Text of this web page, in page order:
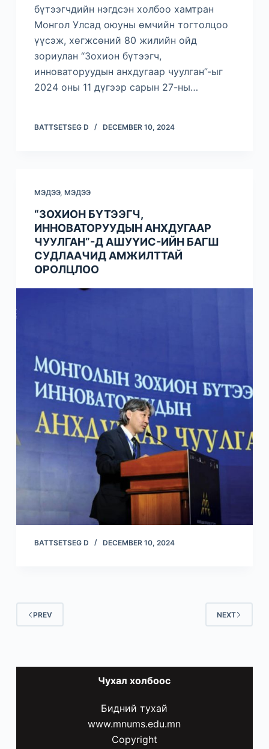
бүтээгчдийн нэгдсэн холбоо хамтран
Монгол Улсад оюуны өмчийн тогтолцоо
үүсэж, хөгжсөний 80 жилийн ойд
зориулан “Зохион бүтээгч,
инноваторуудын анхдугаар чуулган”-ыг
2024 оны 11 дүгээр сарын 27-ны…
BATTSETSEG D DECEMBER 10, 2024
МЭДЭЭ, МЭДЭЭ
“ЗОХИОН БҮТЭЭГЧ,
ИННОВАТОРУУДЫН АНХДУГААР
ЧУУЛГАН”-Д АШУҮИС-ИЙН БАГШ
СУДЛААЧИД АМЖИЛТТАЙ
ОРОЛЦЛОО
BATTSETSEG D DECEMBER 10, 2024
PREV NEXT
Чухал холбоос
Бидний тухай
www.mnums.edu.mn
Copyright